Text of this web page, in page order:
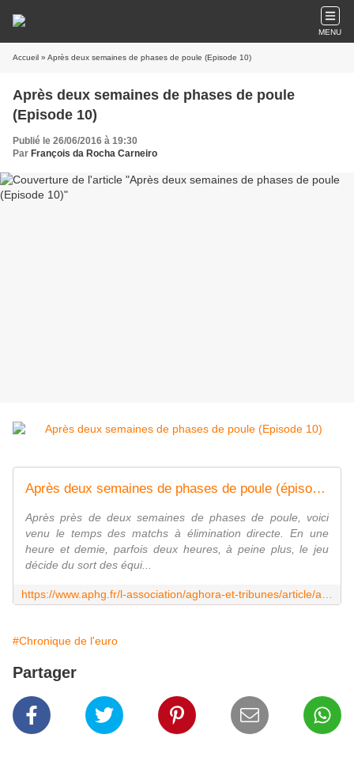
MENU
Accueil » Après deux semaines de phases de poule (Episode 10)
Après deux semaines de phases de poule
(Episode 10)
Publié le 26/06/2016 à 19:30
Par François da Rocha Carneiro
Après deux semaines de phases de poule (épisode 10) - Association des Professeurs d'Histoire et de Géographie
Après près de deux semaines de phases de poule, voici
venu le temps des matchs à élimination directe. En une
heure et demie, parfois deux heures, à peine plus, le jeu
décide du sort des équi...
#Chronique de l'euro
Partager